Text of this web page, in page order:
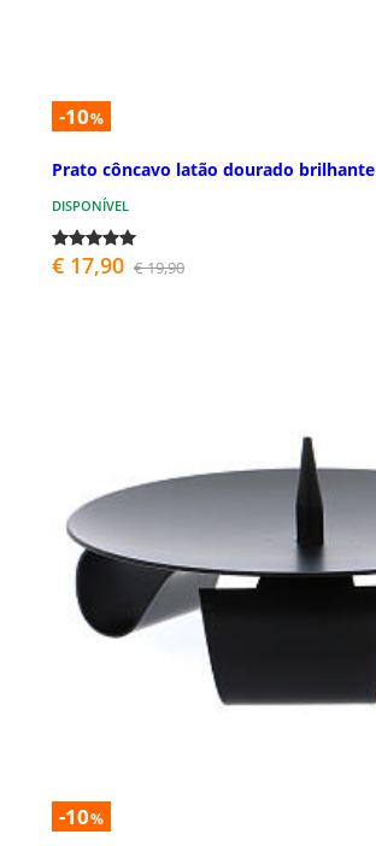
-10%
Prato côncavo latão dourado brilhante
DISPONÍVEL
€ 17,90 € 19,90
-10%